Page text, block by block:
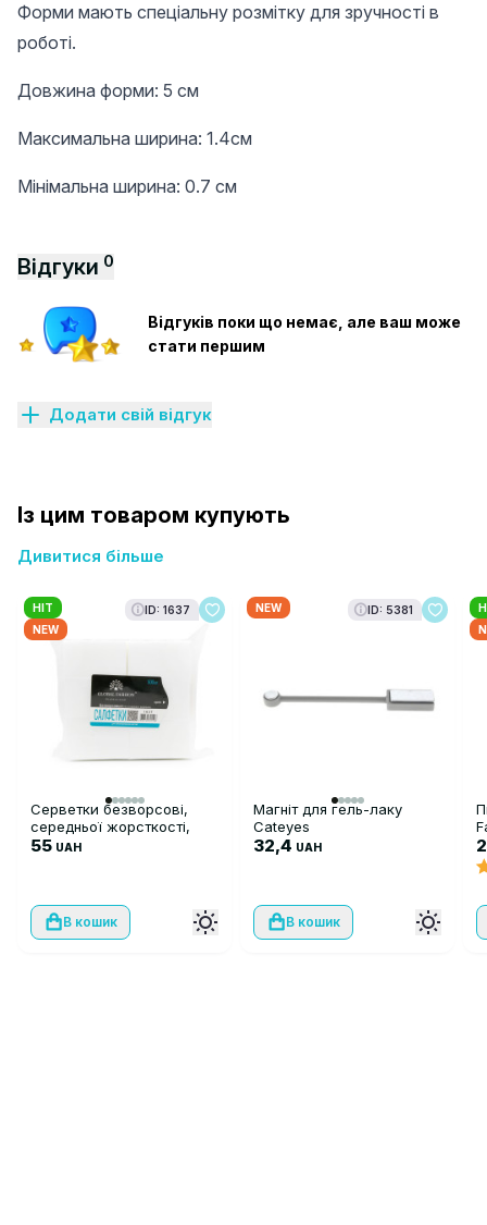
Форми мають спеціальну розмітку для зручності в
роботі.
Довжина форми: 5 см
Максимальна ширина: 1.4см
Мінімальна ширина: 0.7 см
Відгуки 0
Відгуків поки що немає, але ваш може
стати першим
Додати свій відгук
Із цим товаром купують
Дивитися більше
HIT
NEW
ID: 1637
Серветки безворсові,
середньої жорсткості,
500 шт
55 UAH
В кошик
NEW ID: 5381
Магніт для гель-лаку
Cateyes
32,4 UAH
В кошик